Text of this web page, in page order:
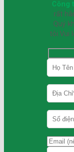
Công
rất
Quý
tôi.Vui